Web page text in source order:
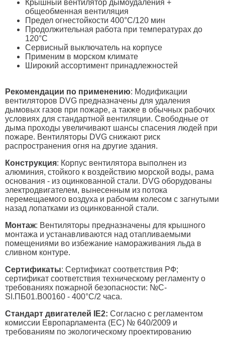
Крышный вентилятор дымоудаления +
общеобменная вентиляция
Предел огнестойкости 400°C/120 мин
Продолжительная работа при температурах до
120°C
Сервисный выключатель на корпусе
Применим в морском климате
Широкий ассортимент принадлежностей
Рекомендации по применению: Модификации
вентиляторов DVG предназначены для удаления
дымовых газов при пожаре, а также в обычных рабочих
условиях для стандартной вентиляции. Свободные от
дыма проходы увеличивают шансы спасения людей при
пожаре. Вентиляторы DVG снижают риск
распространения огня на другие здания.
Конструкция: Корпус вентилятора выполнен из
алюминия, стойкого к воздействию морской воды, рама
основания - из оцинкованной стали. DVG оборудованы
электродвигателем, вынесенным из потока
перемещаемого воздуха и рабочим колесом с загнутыми
назад лопатками из оцинкованной стали.
Монтаж: Вентиляторы предназначены для крышного
монтажа и устанавливаются над отапливаемыми
помещениями во избежание намораживания льда в
сливном контуре.
Сертификаты: Сертификат соответствия РФ;
сертификат соответствия техническому регламенту о
требованиях пожарной безопасности: №С-
SI.ПБ01.В00160 - 400°С/2 часа.
Стандарт двигателей IE2: Согласно с регламентом
комиссии Европарламента (ЕС) № 640/2009 и
требованиям по экологическому проектированию